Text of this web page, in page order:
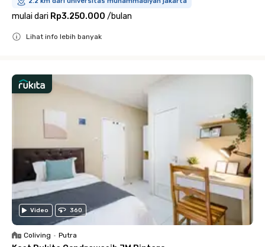
mulai dari Rp3.250.000 /bulan
Lihat info lebih banyak
Video 360
Coliving • Putra